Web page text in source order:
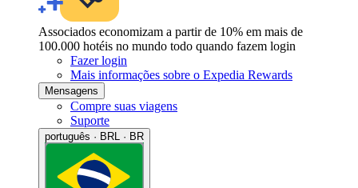
Associados economizam a partir de 10% em mais de
100.000 hotéis no mundo todo quando fazem login
Fazer login
Mais informações sobre o Expedia Rewards
Mensagens
Compre suas viagens
Suporte
português · BRL · BR